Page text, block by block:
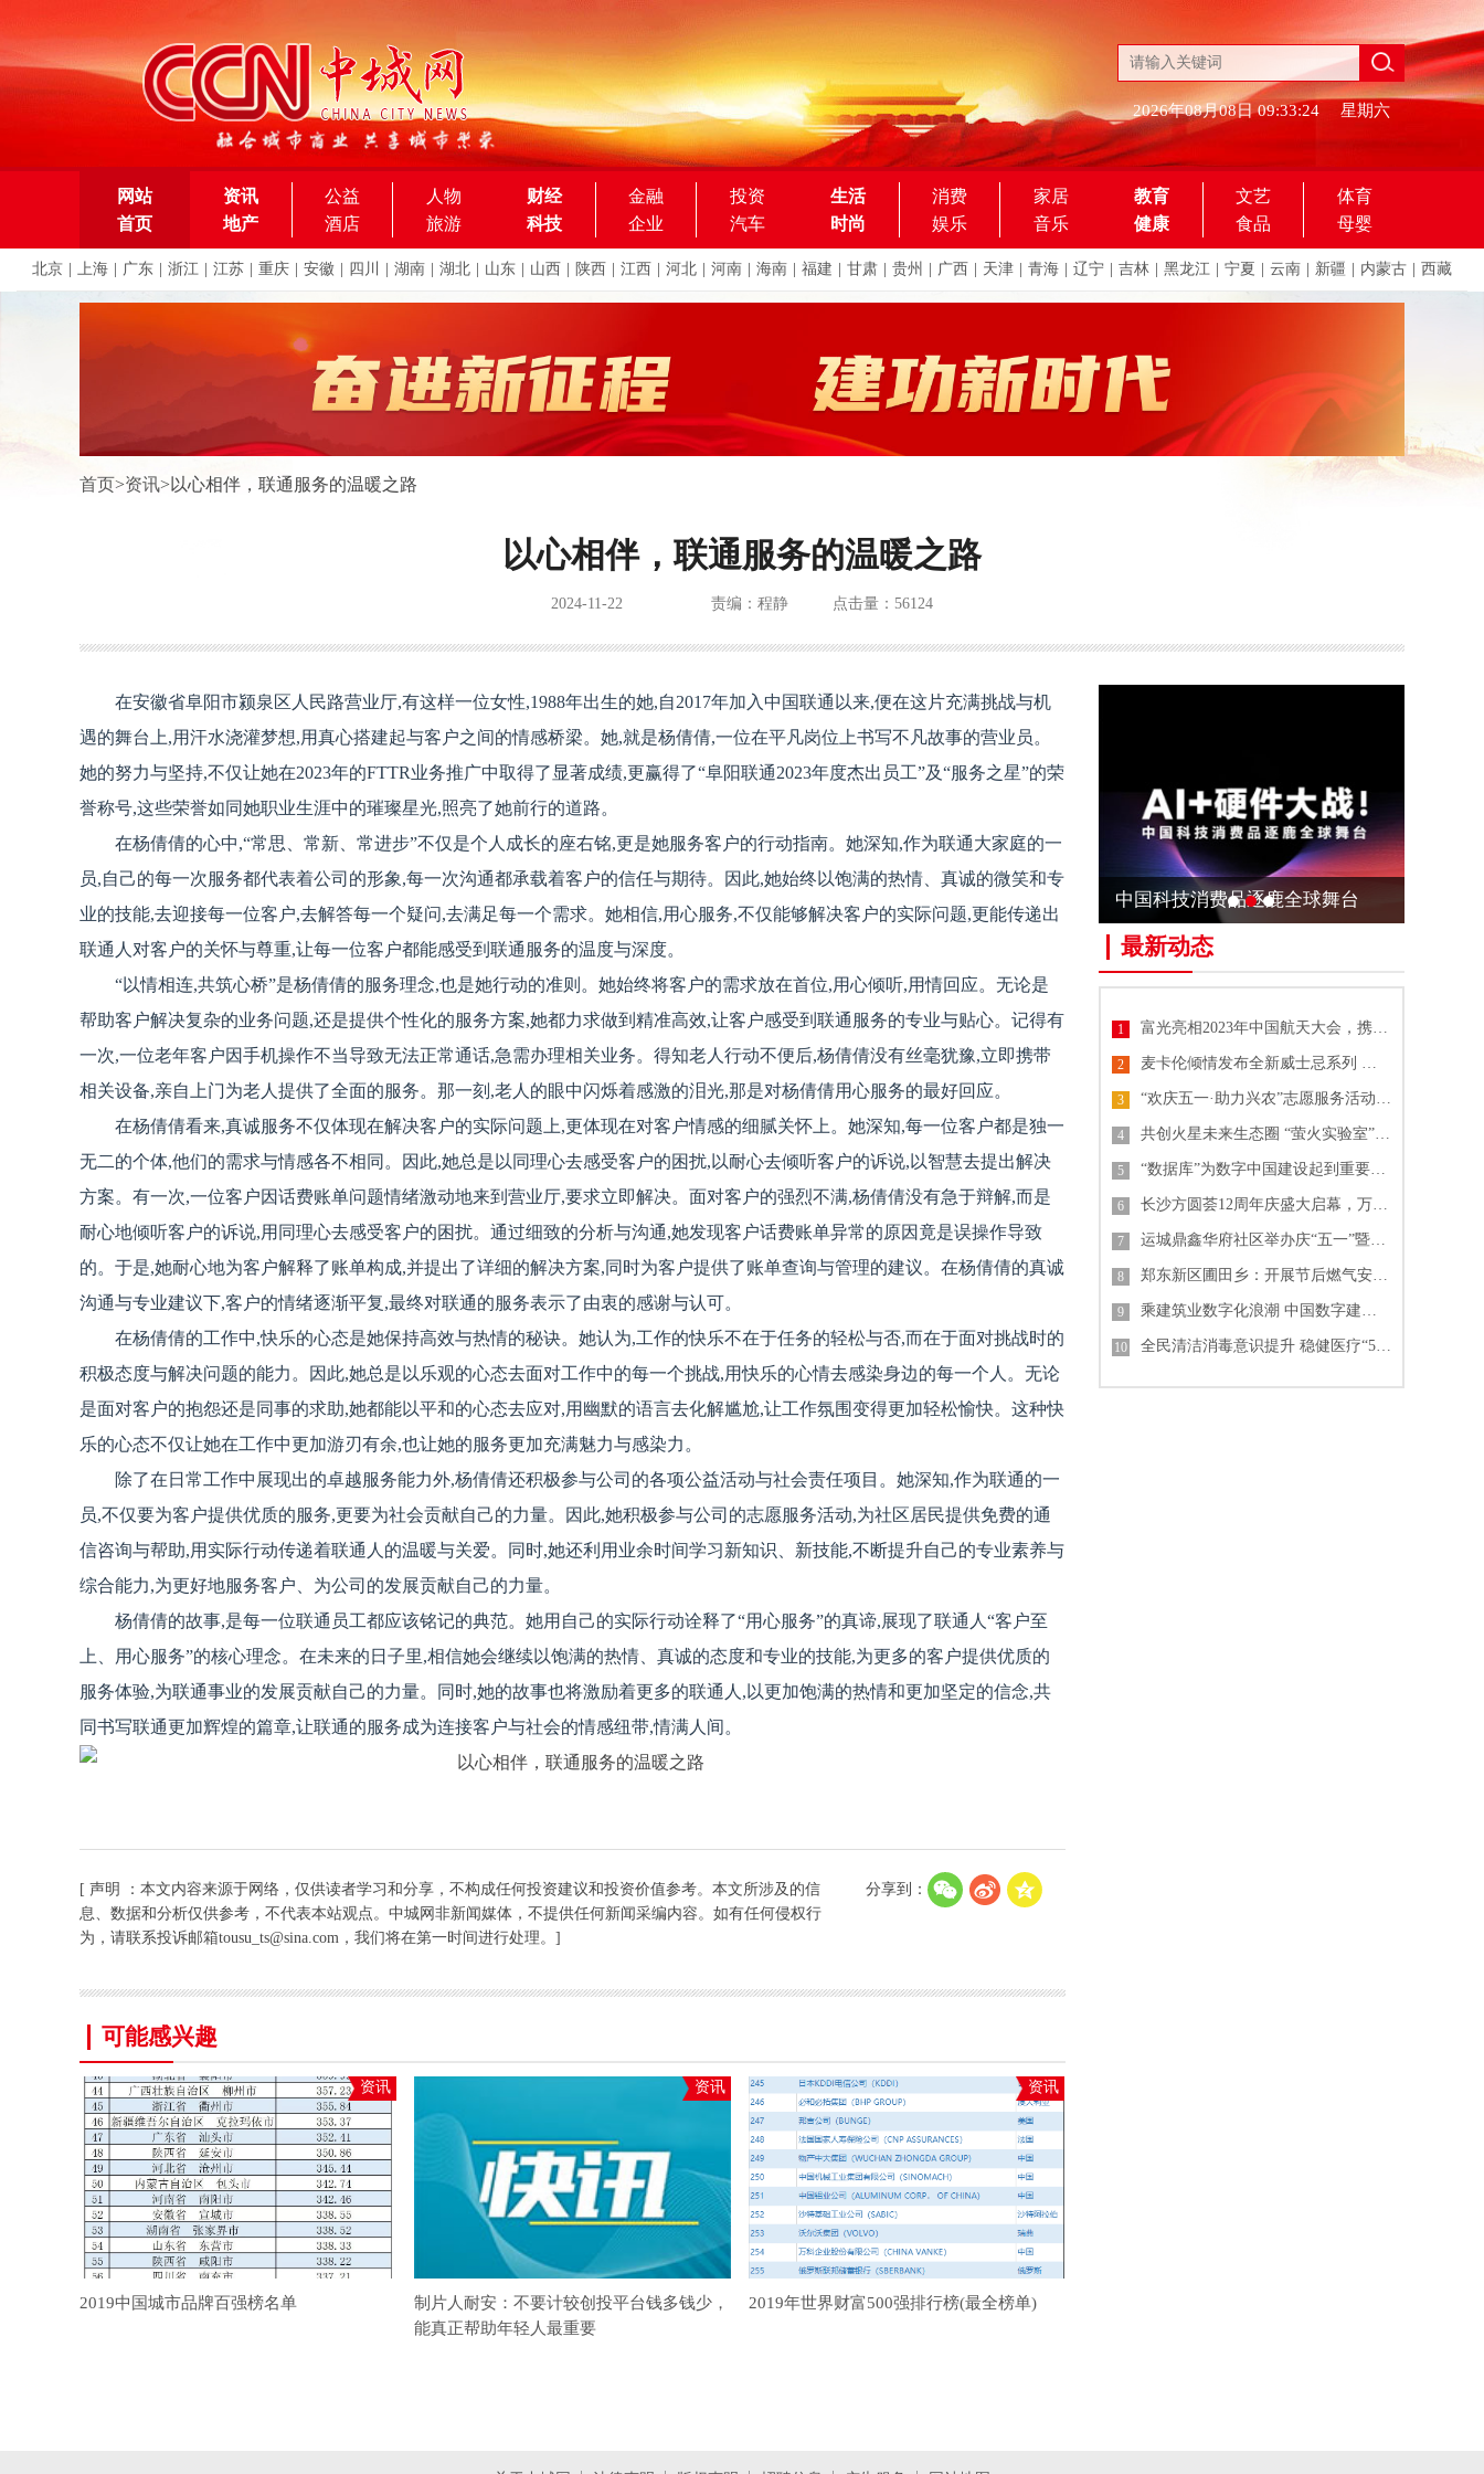
2026年08月08日 09:33:24 星期六
网站
首页
资讯 公益 人物 财经 金融 投资 生活 消费 家居 教育 文艺
体育
地产
酒店 旅游 科技 企业 汽车 时尚 娱乐 音乐 健康 食品 母婴
北京 上海 广东 浙江 江苏 重庆 安徽 四川 湖南 湖北 山东 山西 陕西 江西 河北 河南 海南 福建 甘肃 贵州 广西 天津 青海 辽宁 吉林 黑龙江 宁夏 云南 新疆 内蒙古 西藏
首页>资讯>以心相伴，联通服务的温暖之路
以心相伴，联通服务的温暖之路
2024-11-22 责编：程静 点击量：56124
在安徽省阜阳市颍泉区人民路营业厅,有这样一位女性,1988年出生的她,自2017年加入中国联通以来,便在这片充满挑战与机
遇的舞台上,用汗水浇灌梦想,用真心搭建起与客户之间的情感桥梁。她,就是杨倩倩,一位在平凡岗位上书写不凡故事的营业员。
她的努力与坚持,不仅让她在2023年的FTTR业务推广中取得了显著成绩,更赢得了“阜阳联通2023年度杰出员工”及“服务之星”的荣
誉称号,这些荣誉如同她职业生涯中的璀璨星光,照亮了她前行的道路。
在杨倩倩的心中,“常思、常新、常进步”不仅是个人成长的座右铭,更是她服务客户的行动指南。她深知,作为联通大家庭的一
员,自己的每一次服务都代表着公司的形象,每一次沟通都承载着客户的信任与期待。因此,她始终以饱满的热情、真诚的微笑和专
业的技能,去迎接每一位客户,去解答每一个疑问,去满足每一个需求。她相信,用心服务,不仅能够解决客户的实际问题,更能传递出
联通人对客户的关怀与尊重,让每一位客户都能感受到联通服务的温度与深度。
“以情相连,共筑心桥”是杨倩倩的服务理念,也是她行动的准则。她始终将客户的需求放在首位,用心倾听,用情回应。无论是
帮助客户解决复杂的业务问题,还是提供个性化的服务方案,她都力求做到精准高效,让客户感受到联通服务的专业与贴心。记得有
一次,一位老年客户因手机操作不当导致无法正常通话,急需办理相关业务。得知老人行动不便后,杨倩倩没有丝毫犹豫,立即携带
相关设备,亲自上门为老人提供了全面的服务。那一刻,老人的眼中闪烁着感激的泪光,那是对杨倩倩用心服务的最好回应。
在杨倩倩看来,真诚服务不仅体现在解决客户的实际问题上,更体现在对客户情感的细腻关怀上。她深知,每一位客户都是独一
无二的个体,他们的需求与情感各不相同。因此,她总是以同理心去感受客户的困扰,以耐心去倾听客户的诉说,以智慧去提出解决
方案。有一次,一位客户因话费账单问题情绪激动地来到营业厅,要求立即解决。面对客户的强烈不满,杨倩倩没有急于辩解,而是
耐心地倾听客户的诉说,用同理心去感受客户的困扰。通过细致的分析与沟通,她发现客户话费账单异常的原因竟是误操作导致
的。于是,她耐心地为客户解释了账单构成,并提出了详细的解决方案,同时为客户提供了账单查询与管理的建议。在杨倩倩的真诚
沟通与专业建议下,客户的情绪逐渐平复,最终对联通的服务表示了由衷的感谢与认可。
在杨倩倩的工作中,快乐的心态是她保持高效与热情的秘诀。她认为,工作的快乐不在于任务的轻松与否,而在于面对挑战时的
积极态度与解决问题的能力。因此,她总是以乐观的心态去面对工作中的每一个挑战,用快乐的心情去感染身边的每一个人。无论
是面对客户的抱怨还是同事的求助,她都能以平和的心态去应对,用幽默的语言去化解尴尬,让工作氛围变得更加轻松愉快。这种快
乐的心态不仅让她在工作中更加游刃有余,也让她的服务更加充满魅力与感染力。
除了在日常工作中展现出的卓越服务能力外,杨倩倩还积极参与公司的各项公益活动与社会责任项目。她深知,作为联通的一
员,不仅要为客户提供优质的服务,更要为社会贡献自己的力量。因此,她积极参与公司的志愿服务活动,为社区居民提供免费的通
信咨询与帮助,用实际行动传递着联通人的温暖与关爱。同时,她还利用业余时间学习新知识、新技能,不断提升自己的专业素养与
综合能力,为更好地服务客户、为公司的发展贡献自己的力量。
杨倩倩的故事,是每一位联通员工都应该铭记的典范。她用自己的实际行动诠释了“用心服务”的真谛,展现了联通人“客户至
上、用心服务”的核心理念。在未来的日子里,相信她会继续以饱满的热情、真诚的态度和专业的技能,为更多的客户提供优质的
服务体验,为联通事业的发展贡献自己的力量。同时,她的故事也将激励着更多的联通人,以更加饱满的热情和更加坚定的信念,共
同书写联通更加辉煌的篇章,让联通的服务成为连接客户与社会的情感纽带,情满人间。
分享到：
[ 声明 ：本文内容来源于网络，仅供读者学习和分享，不构成任何投资建议和投资价值参考。本文所涉及的信
息、数据和分析仅供参考，不代表本站观点。中城网非新闻媒体，不提供任何新闻采编内容。如有任何侵权行
为，请联系投诉邮箱tousu_ts@sina.com，我们将在第一时间进行处理。]
可能感兴趣
资讯
2019中国城市品牌百强榜名单
资讯
制片人耐安：不要计较创投平台钱多钱少，
能真正帮助年轻人最重要
资讯
2019年世界财富500强排行榜(最全榜单)
中国科技消费品逐鹿全球舞台
最新动态
1 富光亮相2023年中国航天大会，携手中国航天共推技术与文化创新
2
3
4 共创火星未来生态圈 “萤火实验室”格物叩苍穹
5 “数据库”为数字中国建设起到重要支撑作用
6 长沙方圆荟12周年庆盛大启幕，万人齐聚掀起城市热潮
7 运城鼎鑫华府社区举办庆“五一”暨“锦绣中华文化园”开园活动
8 郑东新区圃田乡：开展节后燃气安全排查行动
9
10 全民清洁消毒意识提升 稳健医疗“55护手节”倡导关注手卫生